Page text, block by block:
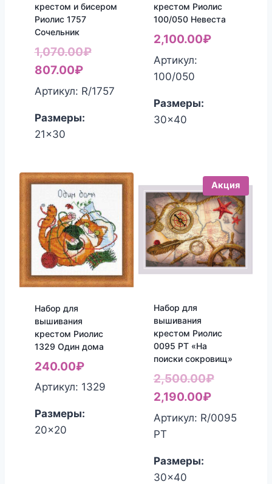
крестом и бисером
Риолис 1757
Сочельник
1,070.00₽Первоначальная
составляла
807.00₽Текущая
цена:
Артикул: R/1757
Размеры:
21x30
крестом Риолис
100/050 Невеста
2,100.00₽
Артикул:
100/050
Размеры:
30x40
Набор для
вышивания
крестом Риолис
1329 Один дома
240.00₽
Артикул: 1329
Размеры:
20x20
Акция
Набор для
вышивания
крестом Риолис
0095 РТ «На
поиски сокровищ»
2,500.00₽
2,190.00₽Текущая
цена:
Артикул: R/0095
РТ
Размеры:
30x40